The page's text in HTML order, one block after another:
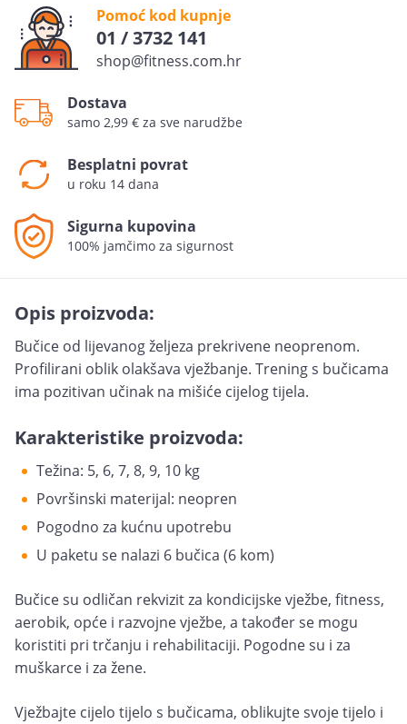
Pomoć kod kupnje
01 / 3732 141
shop@fitness.com.hr
Dostava
samo 2,99 € za sve narudžbe
Besplatni povrat
u roku 14 dana
Sigurna kupovina
100% jamčimo za sigurnost
Opis proizvoda:
Bučice od lijevanog željeza prekrivene neoprenom.
Profilirani oblik olakšava vježbanje. Trening s bučicama
ima pozitivan učinak na mišiće cijelog tijela.
Karakteristike proizvoda:
Težina: 5, 6, 7, 8, 9, 10 kg
Površinski materijal: neopren
Pogodno za kućnu upotrebu
U paketu se nalazi 6 bučica (6 kom)
Bučice su odličan rekvizit za kondicijske vježbe, fitness,
aerobik, opće i razvojne vježbe, a također se mogu
koristiti pri trčanju i rehabilitaciji. Pogodne su i za
muškarce i za žene.
Vježbajte cijelo tijelo s bučicama, oblikujte svoje tijelo i